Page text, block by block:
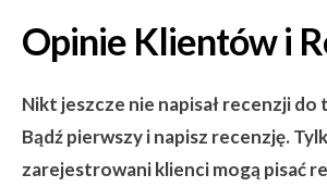
Opinie Klientów i
Nikt jeszcze nie napisał recenzji
Bądź pierwszy i napisz recenzję.
zarejestrowani klienci mogą pisać